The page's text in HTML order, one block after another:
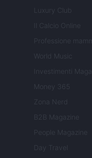
Luxury Club
Il Calcio Online
Professione
World Music
Investimenti
Money 365
Zona Nerd
B2B Magazine
People Magazine
Day Travel